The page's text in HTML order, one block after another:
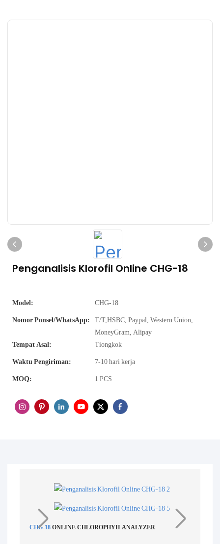
Penganalisis Klorofil Online CHG-18
Model: CHG-18
Nomor Ponsel/WhatsApp:
T/T,HSBC, Paypal, Western Union,
MoneyGram, Alipay
Tempat Asal:
Tiongkok
Waktu Pengiriman: 7-10 hari kerja
MOQ: 1 PCS
CHG-18ONLINE CHLOROPHYII ANALYZER